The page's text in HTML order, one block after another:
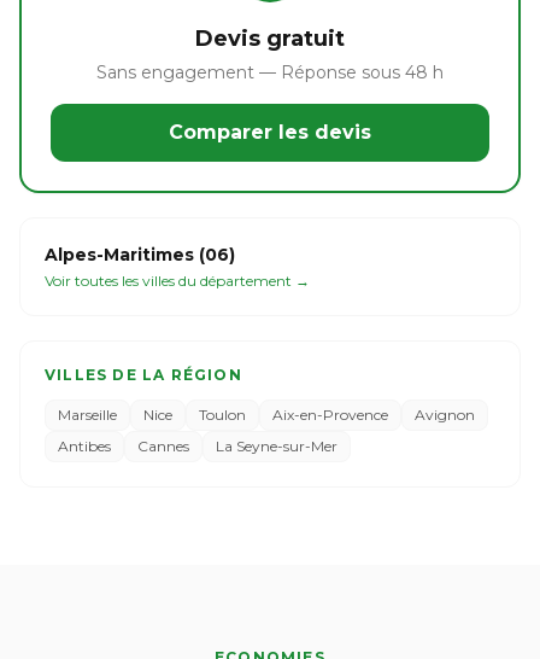
Devis gratuit
Sans engagement — Réponse sous 48 h
Comparer les devis
Alpes-Maritimes (06)
Voir toutes les villes du département →
VILLES DE LA RÉGION
Marseille Nice Toulon Aix-en-Provence
Avignon
Antibes
Cannes La Seyne-sur-Mer